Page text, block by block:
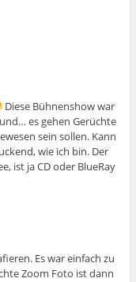
Diese Bühnenshow war
es gehen Gerüchte
sein sollen. Kann
wie ich bin. Der
ist ja CD oder BlueRay
Es war einfach zu
Zoom Foto ist dann